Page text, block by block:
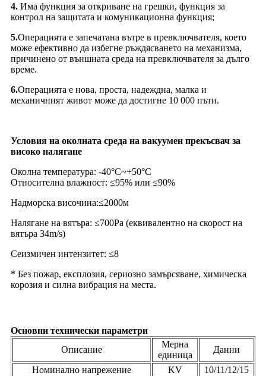
4. Има функция за откриване на грешки, функция за
контрол на защитата и комуникационна функция;
5.Операцията е запечатана вътре в превключвателя, което
може ефективно да избегне ръждясването на механизма,
причинено от външната среда на превключвателя за дълго
време.
6.Операцията е нова, проста, надеждна, малка и
механичният живот може да достигне 10 000 пъти.
Условия на околната среда на вакуумен прекъсвач за
високо налягане
Околна температура: -40°C~+50°C
Относителна влажност: ≤95% или ≤90%
Надморска височина:≤2000м
Налягане на вятъра: ≤700Pa (еквивалентно на скорост на
вятъра 34m/s)
Сеизмичен интензитет: ≤8
* Без пожар, експлозия, сериозно замърсяване, химическа
корозия и силна вибрация на места.
Основни технически параметри
Описание
Мерна
единица
Данни
Номинално напрежение
KV
10/11/12/15